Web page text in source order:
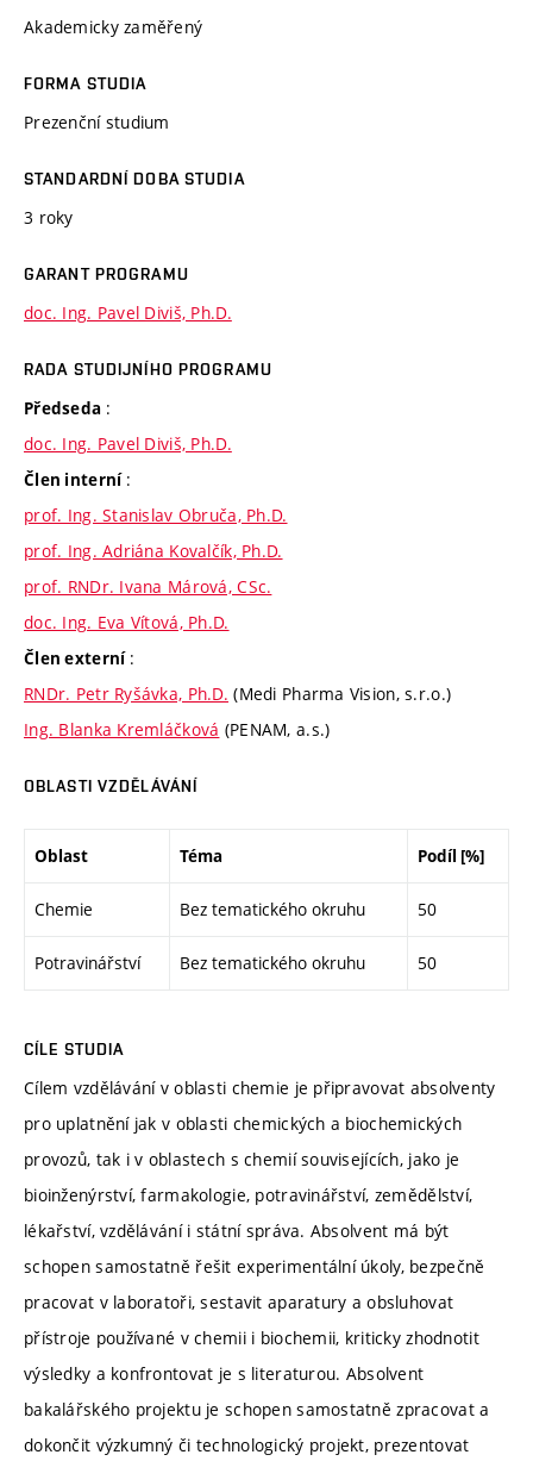
Akademicky zaměřený
FORMA STUDIA
Prezenční studium
STANDARDNÍ DOBA STUDIA
3 roky
GARANT PROGRAMU
doc. Ing. Pavel Diviš, Ph.D.
RADA STUDIJNÍHO PROGRAMU
Předseda :
doc. Ing. Pavel Diviš, Ph.D.
Člen interní :
prof. Ing. Stanislav Obruča, Ph.D.
prof. Ing. Adriána Kovalčík, Ph.D.
prof. RNDr. Ivana Márová, CSc.
doc. Ing. Eva Vítová, Ph.D.
Člen externí :
RNDr. Petr Ryšávka, Ph.D. (Medi Pharma Vision, s.r.o.)
Ing. Blanka Kremláčková (PENAM, a.s.)
OBLASTI VZDĚLÁVÁNÍ
Oblast Téma Podíl [%]
Chemie Bez tematického okruhu 50
Potravinářství Bez tematického okruhu 50
CÍLE STUDIA
Cílem vzdělávání v oblasti chemie je připravovat absolventy
pro uplatnění jak v oblasti chemických a biochemických
provozů, tak i v oblastech s chemií souvisejících, jako je
bioinženýrství, farmakologie, potravinářství, zemědělství,
lékařství, vzdělávání i státní správa. Absolvent má být
schopen samostatně řešit experimentální úkoly, bezpečně
pracovat v laboratoři, sestavit aparatury a obsluhovat
přístroje používané v chemii i biochemii, kriticky zhodnotit
výsledky a konfrontovat je s literaturou. Absolvent
bakalářského projektu je schopen samostatně zpracovat a
dokončit výzkumný či technologický projekt, prezentovat